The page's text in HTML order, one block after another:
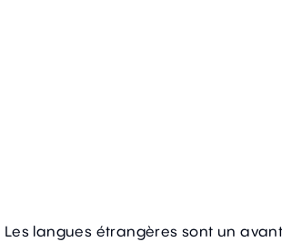
langues étrangères sont un